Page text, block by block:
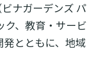
ナガーデンズ パ
ク、教育・サービ
とともに、地域